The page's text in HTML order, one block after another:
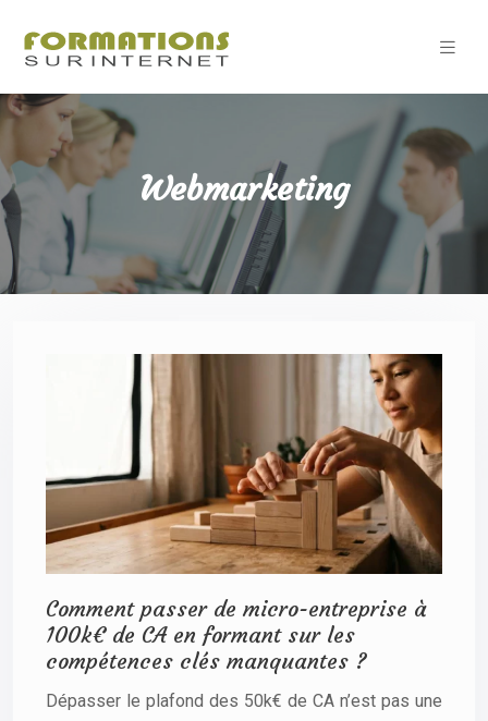
Webmarketing
Comment passer de micro-entreprise à
100k€ de CA en formant sur les
compétences clés manquantes ?
Dépasser le plafond des 50k€ de CA n’est pas une